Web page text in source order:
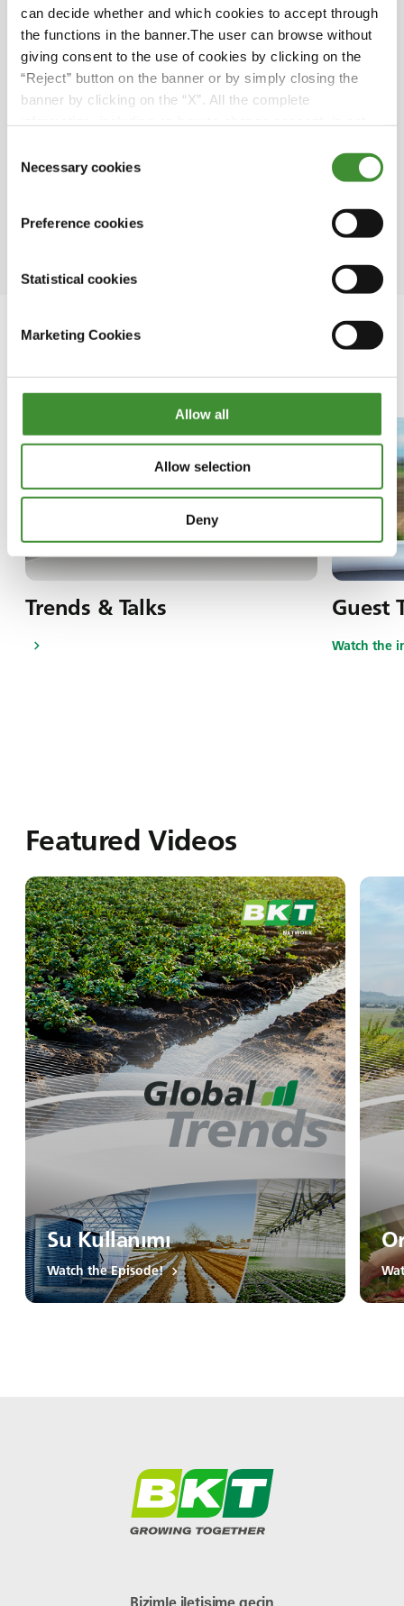
can decide whether and which cookies to accept through
the functions in the banner.The user can browse without
giving consent to the use of cookies by clicking on the
“Reject” button on the banner or by simply closing the
banner by clicking on the “X”. All the complete
Selection
Necessary cookies
Preference cookies
Statistical cookies
Marketing Cookies
Allow all
Allow selection
Deny
• İklim değişikliği, tüm ülkeleri ve kıtaları
etkileyen küresel bir sorundur ve hava
modellerinde değişikliklere ve hava olaylarının
şiddetinde artışa yol açmaktadır
• Tarım, karbondioksit, metan ve azot oksit
emisyonlarının önemli bir kısmına (beşte biri
iklim değişikliğindeki rolünü vurgulamaktadır
Bu dizide
Trends & Talks Guest
Watch the
Featured Videos
Su Kullanımı
Watch the Episode!